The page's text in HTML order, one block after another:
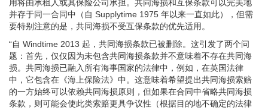
用将由承租人或其保险公司承担。共同海损和互保条款可以完美地
并存于同一合同中（自 Supplytime 1975 年以来一直如此），但需
要特别注意的是，共同海损不受互保条款的优先适用。
“自 Windtime 2013 起，共同海损条款已被删除。这引发了两个问
题：首先，仅仅因为未包含共同海损条款并不意味着不存在共同海
损。共同海损已融入所有海事国家的法律中，例如，在英国法律
中，它包含在《海上保险法》中。这意味着希望提出共同海损索赔
的一方始终可以依赖共同海损原则，但如果在合同中省略共同海损
条款，则可能会使此类索赔更具争议性（根据目的地不确定的法律